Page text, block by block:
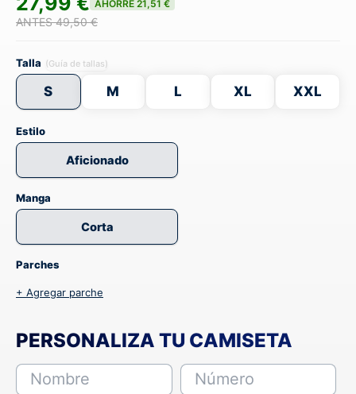
AHORRE 21,51 €
ANTES 49,50 €
Talla (Guía de tallas)
S M L XL XXL
Estilo
Aficionado
Manga
Corta
Parches
+ Agregar parche
PERSONALIZA TU CAMISETA
Nombre Número